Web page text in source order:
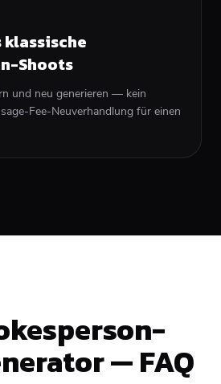
Shoots
und neu generieren — kein
Fee-Neuverhandlung für einen
— FAQ